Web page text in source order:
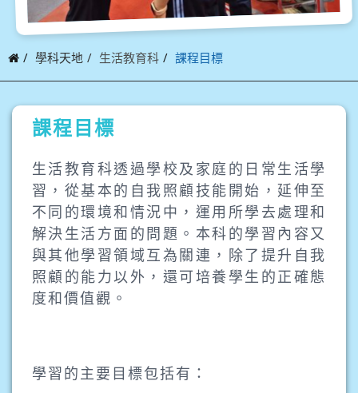
學科天地 生活教育科 課程目標
課程目標
生活教育科透過學校及家庭的日常生活學
習，從基本的自我照顧技能開始，延伸至
不同的環境和情況中，運用所學去處理和
解決生活方面的問題。本科的學習內容又
與其他學習領域互為關連，除了提升自我
照顧的能力以外，還可培養學生的正確態
度和價值觀。
學習的主要目標包括有：